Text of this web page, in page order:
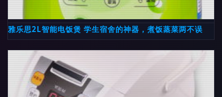
雅乐思2L智能电饭煲 学生宿舍的神器，煮饭蒸菜两不误